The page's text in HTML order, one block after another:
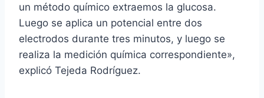
un método químico extraemos la glucosa.
Luego se aplica un potencial entre dos
electrodos durante tres minutos, y luego se
realiza la medición química correspondiente»,
explicó Tejeda Rodríguez.